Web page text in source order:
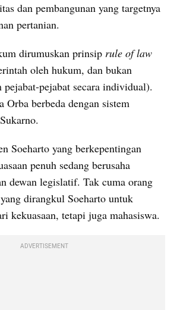
dan pembangunan yang targetnya
pertanian.
dirumuskan prinsip rule of law
oleh hukum, dan bukan
pejabat-pejabat secara individual).
Orba berbeda dengan sistem
Soeharto yang berkepentingan
penuh sedang berusaha
dewan legislatif. Tak cuma orang
dirangkul Soeharto untuk
kekuasaan, tetapi juga mahasiswa.
ADVERTISEMENT